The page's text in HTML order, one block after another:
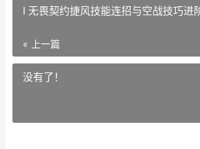
I 无畏契约捷风技能连招与空战技巧进
« 上一篇
没有了！